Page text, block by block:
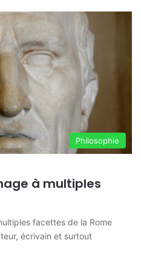
Philosophie
à multiples
facettes de la Rome
écrivain et surtout